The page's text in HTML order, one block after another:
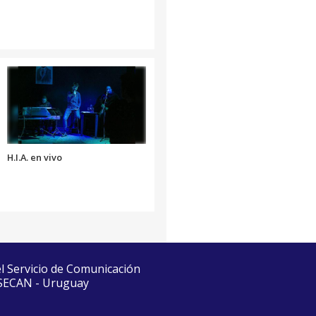
H.I.A. en vivo
de Comunicación
- Uruguay